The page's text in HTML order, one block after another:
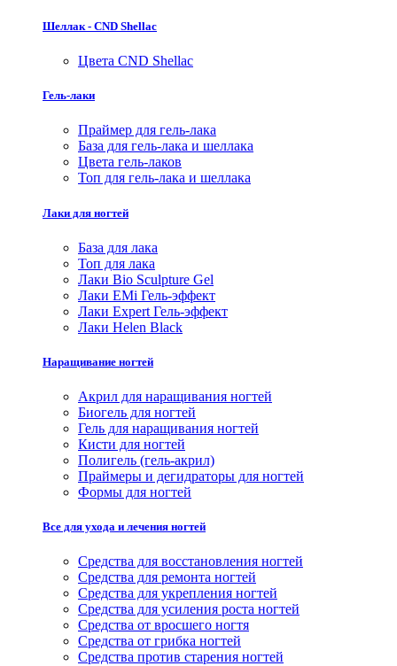
Шеллак - CND Shellac
Цвета CND Shellac
Гель-лаки
Праймер для гель-лака
База для гель-лака и шеллака
Цвета гель-лаков
Топ для гель-лака и шеллака
Лаки для ногтей
База для лака
Топ для лака
Лаки Bio Sculpture Gel
Лаки EMi Гель-эффект
Лаки Expert Гель-эффект
Лаки Helen Black
Наращивание ногтей
Акрил для наращивания ногтей
Биогель для ногтей
Гель для наращивания ногтей
Кисти для ногтей
Полигель (гель-акрил)
Праймеры и дегидраторы для ногтей
Формы для ногтей
Все для ухода и лечения ногтей
Средства для восстановления ногтей
Средства для ремонта ногтей
Средства для укрепления ногтей
Средства для усиления роста ногтей
Средства от вросшего ногтя
Средства от грибка ногтей
Средства против старения ногтей